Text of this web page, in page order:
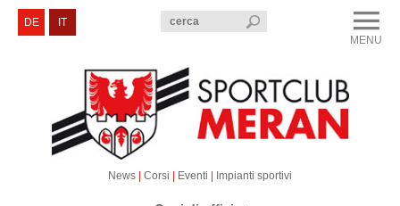
News | Corsi | Eventi | Impianti sportivi
DE
IT
MENU
menu CLOSE
Sportclub Merano
Corsi e Eventi